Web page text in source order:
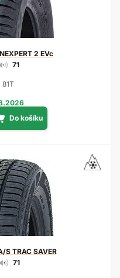
2 EVc
71
81T
S TRAC SAVER
71